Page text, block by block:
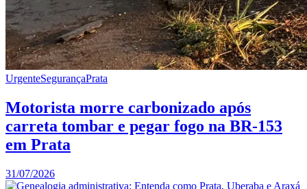
UrgenteSegurançaPrata
Motorista morre carbonizado após
carreta tombar e pegar fogo na BR-153
em Prata
31/07/2026